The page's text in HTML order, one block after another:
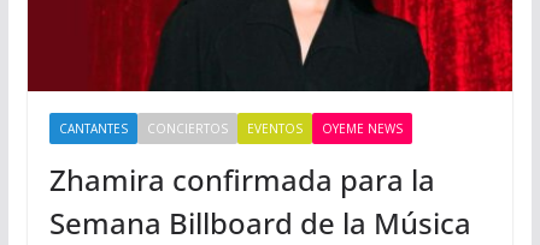
CANTANTES CONCIERTOS EVENTOS OYEME NEWS
Zhamira confirmada para la
Semana Billboard de la Música